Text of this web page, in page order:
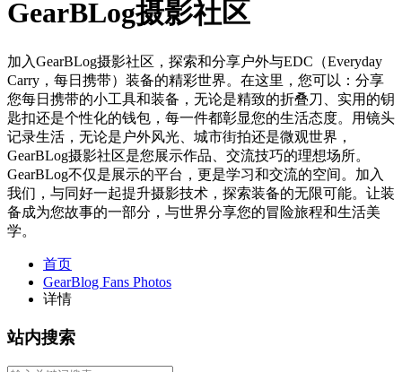
GearBLog摄影社区
加入GearBLog摄影社区，探索和分享户外与EDC（Everyday
Carry，每日携带）装备的精彩世界。在这里，您可以：分享
您每日携带的小工具和装备，无论是精致的折叠刀、实用的钥
匙扣还是个性化的钱包，每一件都彰显您的生活态度。用镜头
记录生活，无论是户外风光、城市街拍还是微观世界，
GearBLog摄影社区是您展示作品、交流技巧的理想场所。
GearBLog不仅是展示的平台，更是学习和交流的空间。加入
我们，与同好一起提升摄影技术，探索装备的无限可能。让装
备成为您故事的一部分，与世界分享您的冒险旅程和生活美
学。
首页
GearBlog Fans Photos
详情
站内搜索